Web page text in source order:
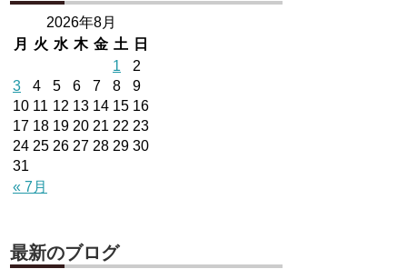
2026年8月
月
火 水 木 金 土 日
« 7月
1
2
3
4 5 6 7 8
9
10 11 12 13 14 15 16
17 18 19 20 21 22 23
24 25 26 27 28 29 30
31
最新のブログ